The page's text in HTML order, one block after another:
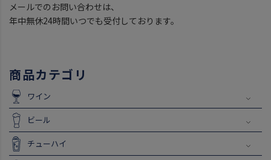
メールでのお問い合わせは、
年中無休24時間いつでも受付しております。
商品カテゴリ
ワイン
ビール
チューハイ